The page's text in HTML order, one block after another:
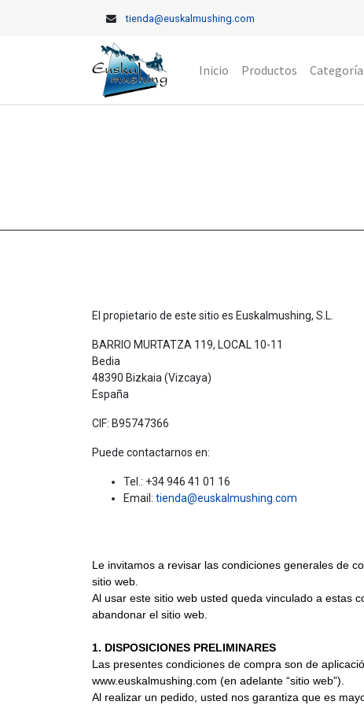
tienda@euskalmushing.com
Inicio Productos
El propietario de este sitio es Euskalmushing, S.L.
BARRIO MURTATZA 119, LOCAL 10-11
Bedia
48390 Bizkaia (Vizcaya)
España
CIF: B95747366
Puede contactarnos en:
Tel.: +34 946 41 01 16
Email: tienda@euskalmushing.com
Le invitamos a revisar las condiciones generales de
sitio web.
Al usar este sitio web usted queda vinculado a estas
abandonar el sitio web.
1. DISPOSICIONES PRELIMINARES
Las presentes condiciones de compra son de
www.euskalmushing.com (en adelante “sitio web”).
Al realizar un pedido, usted nos garantiza que es